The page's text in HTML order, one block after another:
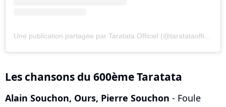
Les chansons du 600ème Taratata
Alain Souchon, Ours, Pierre Souchon - Foule